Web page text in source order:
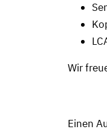
Wir
Einen